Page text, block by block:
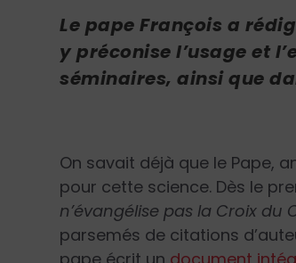
Le pape François a
y préconise l’usage et
séminaires, ainsi que
On savait déjà que le Pape,
pour cette science. Dès le
n’évangélise pas la Croix du
parsemés de citations